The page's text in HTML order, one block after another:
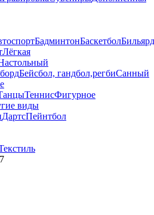
БадминтонБаскетболБильярд
Лёгкая
Бейсбол, гандбол,регбиСанный
ТеннисФигурное
виды
ДартсПейнтбол